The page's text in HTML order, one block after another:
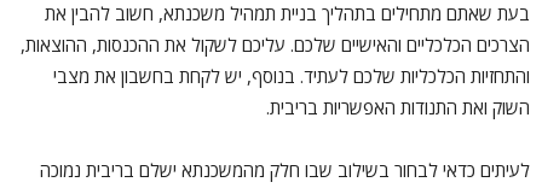
בעת שאתם מתחילים בתהליך בניית תמהיל משכנתא, חשוב להבין את
הצרכים הכלכליים והאישיים שלכם. עליכם לשקול את ההכנסות, ההוצאות,
והתחזיות הכלכליות שלכם לעתיד. בנוסף, יש לקחת בחשבון את מצבי
השוק ואת התנודות האפשריות בריבית.
לעיתים כדאי לבחור בשילוב שבו חלק מהמשכנתא ישלם בריבית נמוכה